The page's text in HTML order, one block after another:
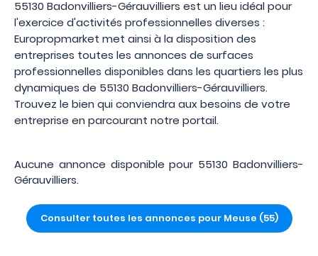
55130 Badonvilliers-Gérauvilliers est un lieu idéal pour
l'exercice d'activités professionnelles diverses :
Europropmarket met ainsi à la disposition des
entreprises toutes les annonces de surfaces
professionnelles disponibles dans les quartiers les plus
dynamiques de 55130 Badonvilliers-Gérauvilliers.
Trouvez le bien qui conviendra aux besoins de votre
entreprise en parcourant notre portail.
Aucune annonce disponible pour 55130 Badonvilliers-
Gérauvilliers.
Consulter toutes les annonces pour Meuse (55)